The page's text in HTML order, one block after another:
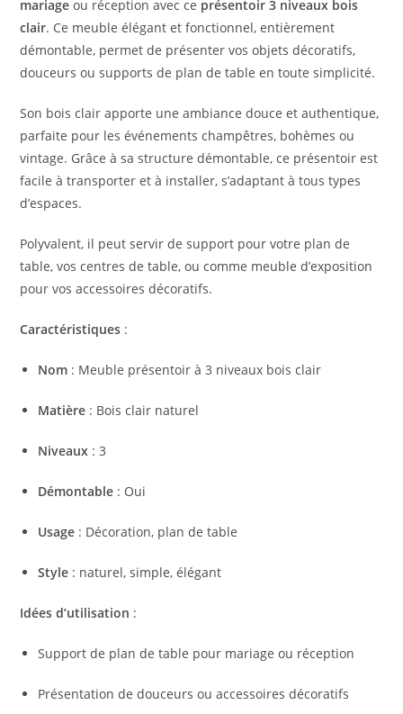
mariage ou réception avec ce présentoir 3 niveaux bois
clair. Ce meuble élégant et fonctionnel, entièrement
démontable, permet de présenter vos objets décoratifs,
douceurs ou supports de plan de table en toute simplicité.
Son bois clair apporte une ambiance douce et authentique,
parfaite pour les événements champêtres, bohèmes ou
vintage. Grâce à sa structure démontable, ce présentoir est
facile à transporter et à installer, s’adaptant à tous types
d’espaces.
Polyvalent, il peut servir de support pour votre plan de
table, vos centres de table, ou comme meuble d’exposition
pour vos accessoires décoratifs.
Caractéristiques :
Nom : Meuble présentoir à 3 niveaux bois clair
Matière : Bois clair naturel
Niveaux : 3
Démontable : Oui
Usage : Décoration, plan de table
Style : naturel, simple, élégant
Idées d’utilisation :
Support de plan de table pour mariage ou réception
Présentation de douceurs ou accessoires décoratifs